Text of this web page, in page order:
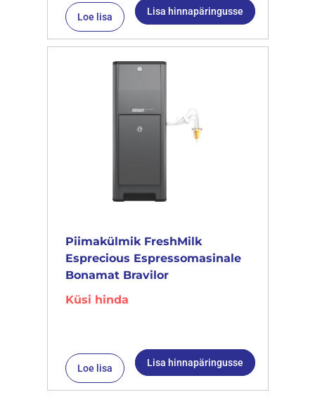
Loe lisa Lisa hinnapäringusse
Piimakülmik FreshMilk
Esprecious Espressomasinale
Bonamat Bravilor
Küsi hinda
Loe lisa Lisa hinnapäringusse